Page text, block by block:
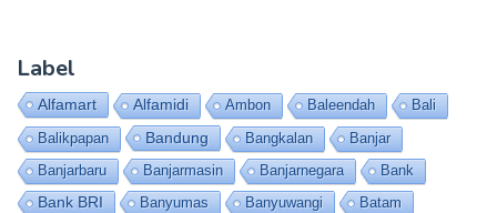
Label
Alfamart Alfamidi Ambon Baleendah
Bali
Balikpapan
Bandung Bangkalan
Banjar
Banjarbaru
Banjarmasin Banjarnegara
Bank
Bank BRI
Banyumas Banyuwangi
Batam